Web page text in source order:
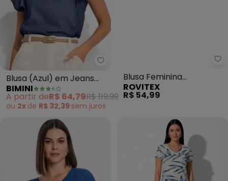
Bimini - Blusa (Azul) em Jeans
Blusa (Azul) em Jeans
Leve
BIMINI
A partir deR$ 64,79R$ 119,99
ou 2x de R$ 32,39 sem juros
Blusa Feminina
Viscotorcion Básica
(Azul)
ROVITEX
R$ 54,99